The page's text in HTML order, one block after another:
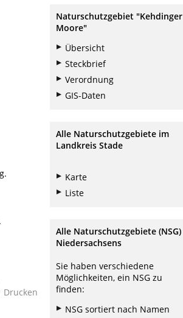
Drucken
Naturschutzgebiet "Kehdinger
Moore"
Übersicht
Steckbrief
Verordnung
GIS-Daten
Alle Naturschutzgebiete im
Landkreis Stade
Karte
Liste
Alle Naturschutzgebiete (NSG)
Niedersachsens
Sie haben verschiedene
Möglichkeiten, ein NSG zu
finden:
NSG sortiert nach Namen